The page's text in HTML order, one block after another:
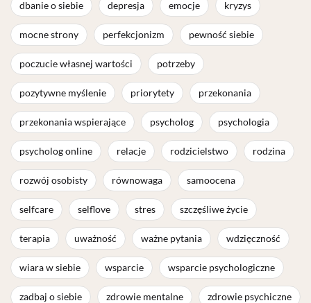
dbanie o siebie depresja emocje kryzys
mocne strony perfekcjonizm pewność siebie
poczucie własnej wartości potrzeby
pozytywne myślenie priorytety przekonania
przekonania wspierające psycholog psychologia
psycholog online relacje rodzicielstwo rodzina
rozwój osobisty równowaga samoocena
selfcare selflove stres szczęśliwe życie
terapia uważność ważne pytania wdzięczność
wiara w siebie wsparcie wsparcie psychologiczne
zadbaj o siebie zdrowie mentalne zdrowie psychiczne